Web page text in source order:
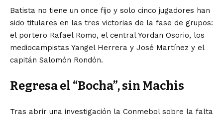
Batista no tiene un once fijo y solo cinco jugadores han
sido titulares en las tres victorias de la fase de grupos:
el portero Rafael Romo, el central Yordan Osorio, los
mediocampistas Yangel Herrera y José Martínez y el
capitán Salomón Rondón.
Regresa el “Bocha”, sin Machis
Tras abrir una investigación la Conmebol sobre la falta